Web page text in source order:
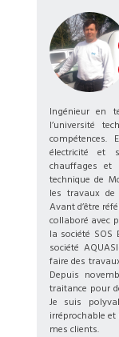
Ingénieur en
l’université
électricité et
chauffages et
technique de
les travaux de
Avant d’être
collaboré avec
la société SOS
société
faire des
Depuis
traitance pour
Je suis
irréprochable
mes clients.